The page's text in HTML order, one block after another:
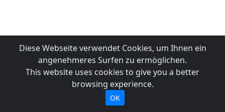
Diese Webseite verwendet Cookies, um Ihnen ein
angenehmeres Surfen zu ermöglichen.
This website uses cookies to give you a better
browsing experience.
OK